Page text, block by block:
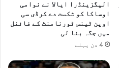
الیگزینڈرا ایالا نے نوامی
اوساکا کو شکست دے کرڈی سی
اوپن ٹینس ٹورنامنٹ کے فائنل
میں جگہ بنا لی
4 دن پہلے